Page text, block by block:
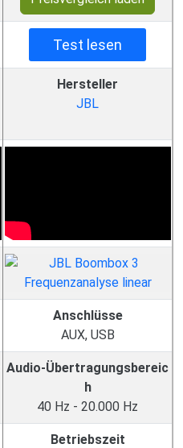
Test lesen
Hersteller
JBL
Anschlüsse
AUX, USB
Audio-Übertragungsbereic
h
40 Hz - 20.000 Hz
Betriebszeit